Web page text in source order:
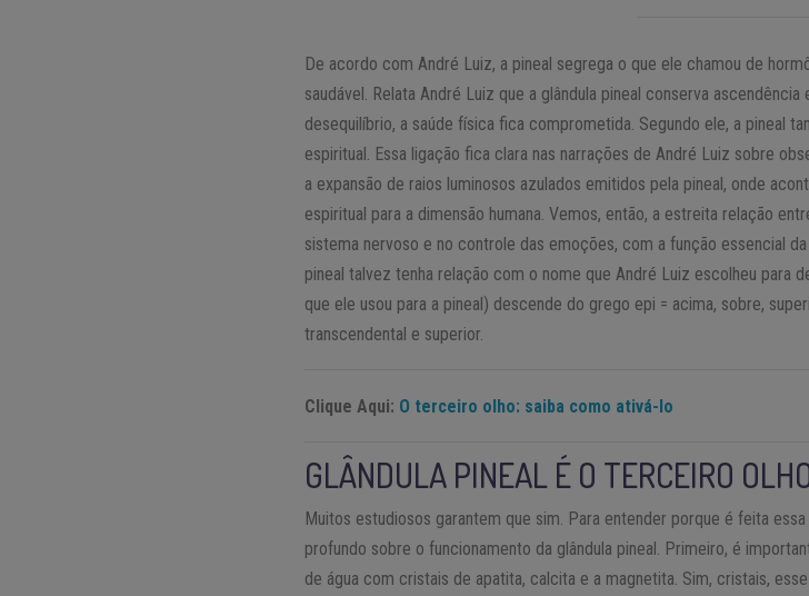
De acordo com André Luiz, a pineal segrega o que ele chamou de
saudável. Relata André Luiz que a glândula pineal conserva
desequilíbrio, a saúde física fica comprometida. Segundo ele, a pineal
espiritual. Essa ligação fica clara nas narrações de André Luiz sobre
a expansão de raios luminosos azulados emitidos pela pineal, onde
espiritual para a dimensão humana. Vemos, então, a estreita relação
sistema nervoso e no controle das emoções, com a função essencial
pineal talvez tenha relação com o nome que André Luiz escolheu para
que ele usou para a pineal) descende do grego epi = acima, sobre,
transcendental e superior.
Clique Aqui: O terceiro olho: saiba como ativá-lo
GLÂNDULA PINEAL É O TERCEIRO
Muitos estudiosos garantem que sim. Para entender porque é feita
profundo sobre o funcionamento da glândula pineal. Primeiro, é
de água com cristais de apatita, calcita e a magnetita. Sim, cristais,